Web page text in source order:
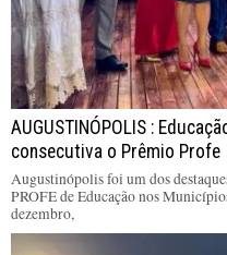
AUGUSTINÓPOLIS :
consecutiva o Prêmio Profe
Augustinópolis foi um dos
PROFE de Educação nos
dezembro,